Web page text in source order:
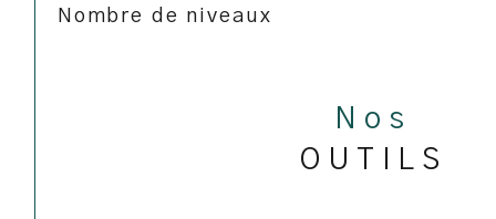
Nombre de niveaux
Nos
OUTILS